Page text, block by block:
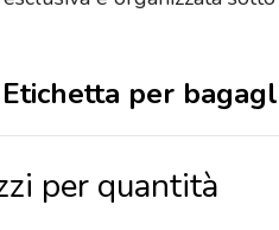
per
per quantità